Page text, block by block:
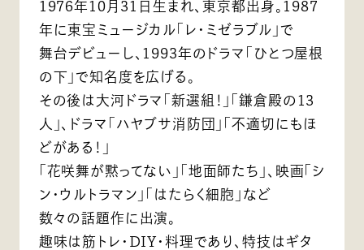
1976年10月31日生まれ、東京都出身。1987
年に東宝ミュージカル「レ・ミゼラブル」で
舞台デビューし、1993年のドラマ「ひとつ屋根
の下」で知名度を広げる。
その後は大河ドラマ「新選組！」「鎌倉殿の13
人」、ドラマ「ハヤブサ消防団」「不適切にもほ
どがある！」
「花咲舞が黙ってない」「地面師たち」、映画「シ
ン・ウルトラマン」「はたらく細胞」など
数々の話題作に出演。
趣味は筋トレ・DIY・料理であり、特技はギタ